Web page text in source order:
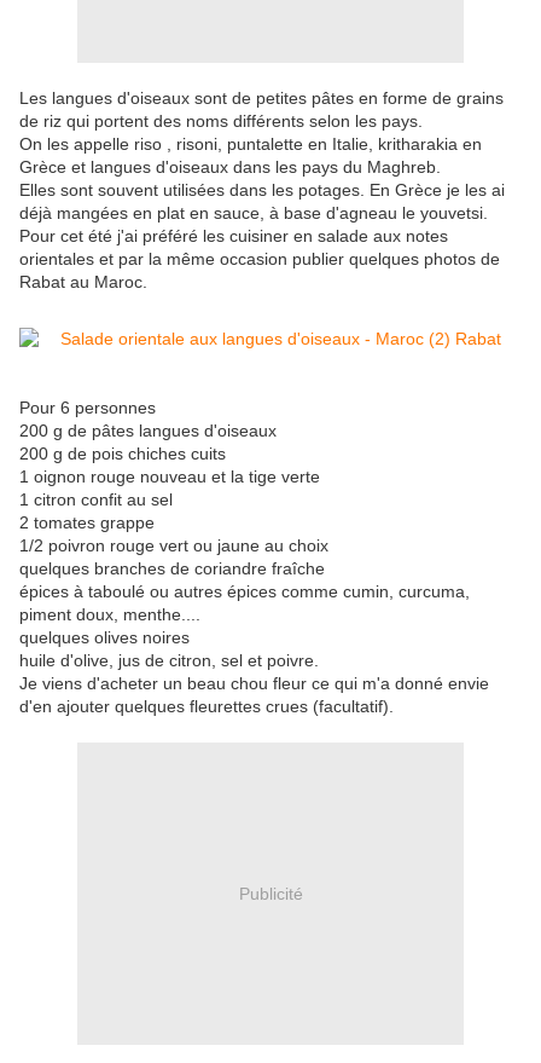
Les langues d'oiseaux sont de petites pâtes en forme de grains
de riz qui portent des noms différents selon les pays.
On les appelle riso , risoni, puntalette en Italie, kritharakia en
Grèce et langues d'oiseaux dans les pays du Maghreb.
Elles sont souvent utilisées dans les potages. En Grèce je les ai
déjà mangées en plat en sauce, à base d'agneau le youvetsi.
Pour cet été j'ai préféré les cuisiner en salade aux notes
orientales et par la même occasion publier quelques photos de
Rabat au Maroc.
Pour 6 personnes
200 g de pâtes langues d'oiseaux
200 g de pois chiches cuits
1 oignon rouge nouveau et la tige verte
1 citron confit au sel
2 tomates grappe
1/2 poivron rouge vert ou jaune au choix
quelques branches de coriandre fraîche
épices à taboulé ou autres épices comme cumin, curcuma,
piment doux, menthe....
quelques olives noires
huile d'olive, jus de citron, sel et poivre.
Je viens d'acheter un beau chou fleur ce qui m'a donné envie
d'en ajouter quelques fleurettes crues (facultatif).
Publicité